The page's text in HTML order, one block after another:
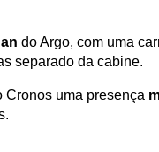
do Argo, com uma
separado da cabine.
Cronos uma presença